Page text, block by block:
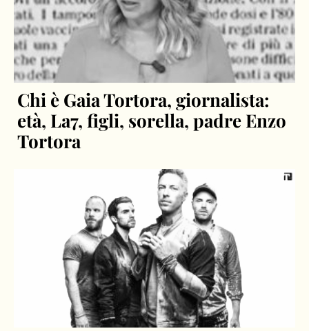
Chi è Gaia Tortora, giornalista:
età, La7, figli, sorella, padre Enzo
Tortora